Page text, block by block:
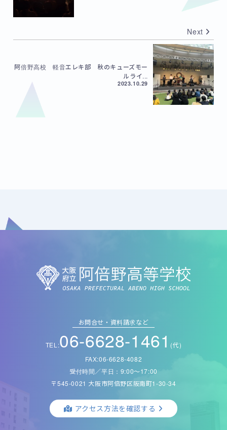
Next
阿倍野高校 軽音エレキ部 秋のキューズモー
ルライ...
2023.10.29
お問合せ・資料請求など
TEL:06-6628-1461 (代)
FAX:06-6628-4082
受付時間／平日：9:00〜17:00
〒545-0021 大阪市阿倍野区阪南町1-30-34
アクセス方法を確認する